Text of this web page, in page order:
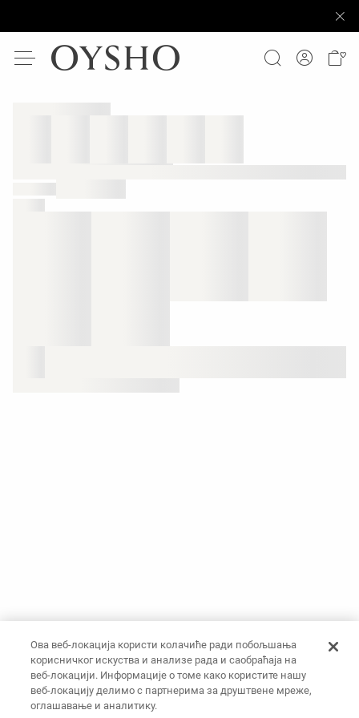
Ова веб-локација користи колачиће ради побољшања
корисничког искуства и анализе рада и саобраћаја на
веб-локацији. Информације о томе како користите нашу
веб-локацију делимо с партнерима за друштвене мреже,
оглашавање и аналитику.